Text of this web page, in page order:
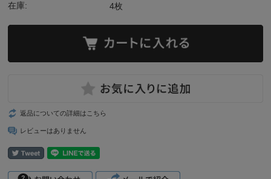
在庫: 4枚
返品についての詳細はこちら
レビューはありません